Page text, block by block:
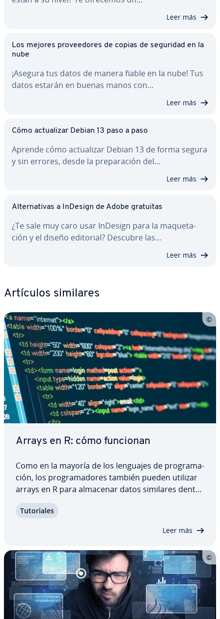
Leer más
Los mejores pro­vee­do­res de copias de seguridad en la
nube
¡Asegura tus datos de manera fiable en la nube! Tus
datos estarán en buenas manos con…
Leer más
Cómo ac­tua­li­zar Debian 13 paso a paso
Aprende cómo ac­tua­li­zar Debian 13 de forma segura
y sin errores, desde la pre­pa­ra­ción del…
Leer más
Al­te­r­na­ti­vas a InDesign de Adobe gratuitas
¿Te sale muy caro usar InDesign para la ma­que­ta­
ción y el diseño editorial? Descubre las…
Leer más
Artículos similares
Arrays en R: cómo funcionan
Como en la mayoría de los lenguajes de pro­gra­ma­
ción, los pro­gra­ma­do­res también pueden utilizar
arrays en R para almacenar datos similares dentro
código cómo crear arrays en R y en qué se di­fe­re­n­
Tu­to­ria­les
Leer más